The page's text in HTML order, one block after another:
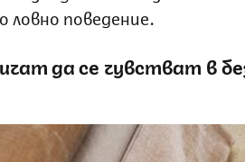
поведение.
да се чувстват в